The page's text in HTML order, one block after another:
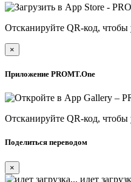
Отсканируйте QR-код,
×
Приложение PROMT.One
Отсканируйте QR-код,
Поделиться переводом
×
идет